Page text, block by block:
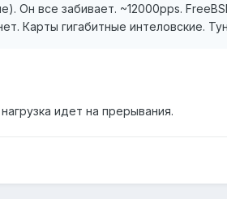
Он все забивает. ~12000pps.
Карты гигабитные интеловские.
идет на прерывания.